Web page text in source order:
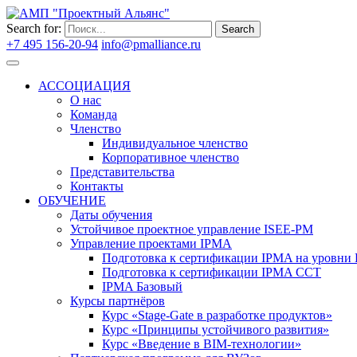
Search for: Search
+7 495 156-20-94 info@pmalliance.ru
АССОЦИАЦИЯ
О нас
Команда
Членство
Индивидуальное членство
Корпоративное членство
Представительства
Контакты
ОБУЧЕНИЕ
Даты обучения
Устойчивое проектное управление ISEE-PM
Управление проектами IPMA
Подготовка к сертификации IPMA на уровни
Подготовка к сертификации IPMA CCT
IPMA Базовый
Курсы партнёров
Курс «Stage-Gate в разработке продуктов»
Курс «Принципы устойчивого развития»
Курс «Введение в BIM-технологии»